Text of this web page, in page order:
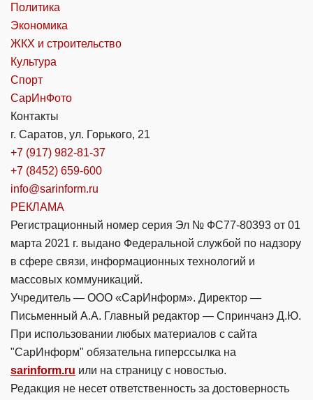
Политика
Экономика
ЖКХ и строительство
Культура
Спорт
СарИнФото
Контакты
г. Саратов, ул. Горького, 21
+7 (917) 982-81-37
+7 (8452) 659-600
info@sarinform.ru
РЕКЛАМА
Регистрационный номер серия Эл № ФС77-80393 от 01
марта 2021 г. выдано Федеральной службой по надзору
в сфере связи, информационных технологий и
массовых коммуникаций.
Учредитель — ООО «СарИнформ». Директор —
Письменный А.А. Главный редактор — Спринчанэ Д.Ю.
При использовании любых материалов с сайта
"СарИнформ" обязательна гиперссылка на
sarinform.ru или на страницу с новостью.
Редакция не несет ответственность за достоверность